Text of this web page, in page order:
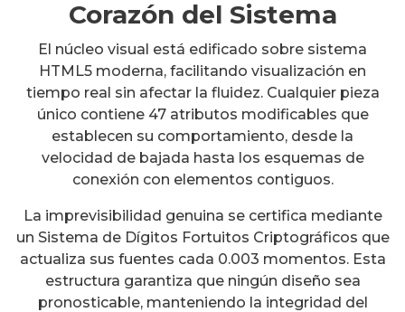
Corazón del Sistema
El núcleo visual está edificado sobre sistema
HTML5 moderna, facilitando visualización en
tiempo real sin afectar la fluidez. Cualquier pieza
único contiene 47 atributos modificables que
establecen su comportamiento, desde la
velocidad de bajada hasta los esquemas de
conexión con elementos contiguos.
La imprevisibilidad genuina se certifica mediante
un Sistema de Dígitos Fortuitos Criptográficos que
actualiza sus fuentes cada 0.003 momentos. Esta
estructura garantiza que ningún diseño sea
pronosticable, manteniendo la integridad del